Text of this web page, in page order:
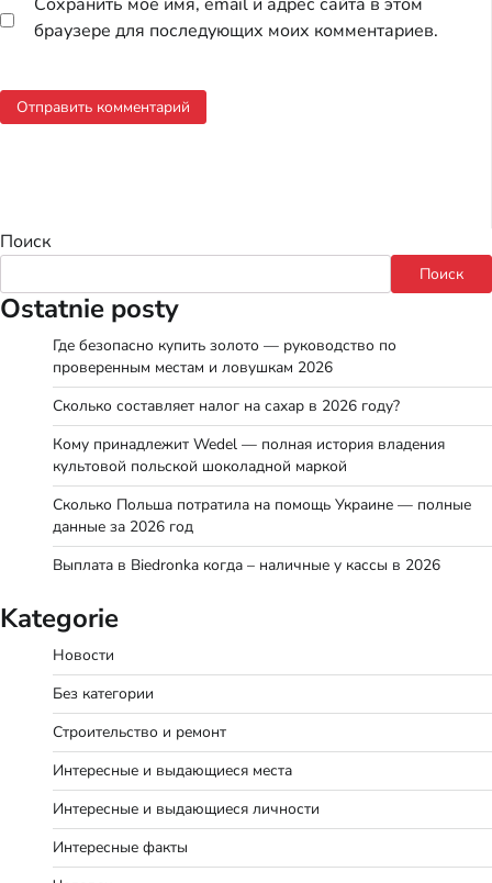
браузере для последующих моих комментариев.
Поиск
Поиск
Ostatnie posty
Где безопасно купить золото — руководство по
проверенным местам и ловушкам 2026
Сколько составляет налог на сахар в 2026 году?
Кому принадлежит Wedel — полная история владения
культовой польской шоколадной маркой
Сколько Польша потратила на помощь Украине — полные
данные за 2026 год
Выплата в Biedronka когда – наличные у кассы в 2026
Kategorie
Новости
Без категории
Строительство и ремонт
Интересные и выдающиеся места
Интересные и выдающиеся личности
Интересные факты